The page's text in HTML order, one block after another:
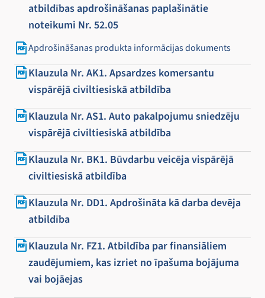
atbildības apdrošināšanas paplašinātie
noteikumi Nr. 52.05
Apdrošināšanas produkta informācijas dokuments
Klauzula Nr. AK1. Apsardzes komersantu
vispārējā civiltiesiskā atbildība
Klauzula Nr. AS1. Auto pakalpojumu sniedzēju
vispārējā civiltiesiskā atbildība
Klauzula Nr. BK1. Būvdarbu veicēja vispārējā
civiltiesiskā atbildība
Klauzula Nr. DD1. Apdrošināta kā darba devēja
atbildība
Klauzula Nr. FZ1. Atbildība par finansiāliem
zaudējumiem, kas izriet no īpašuma bojājuma
vai bojāejas